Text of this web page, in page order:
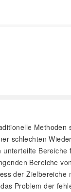
Methoden
schlechten
Bereiche
der Zielbereiche
Problem der